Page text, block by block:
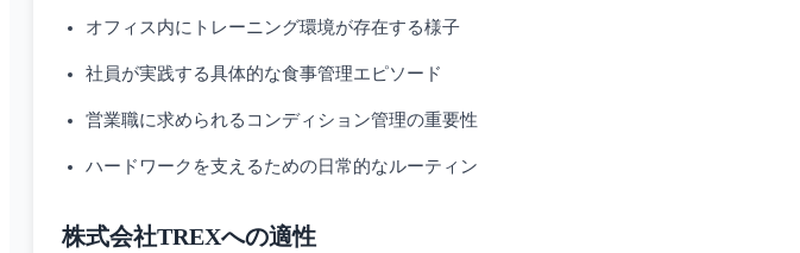
オフィス内にトレーニング環境が存在する様子
社員が実践する具体的な食事管理エピソード
営業職に求められるコンディション管理の重要性
ハードワークを支えるための日常的なルーティン
株式会社TREXへの適性